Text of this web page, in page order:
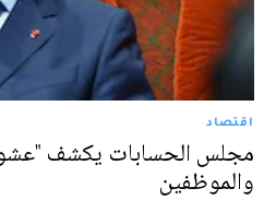
اقتصاد
مجلس الحسابات يكشف
والموظفين